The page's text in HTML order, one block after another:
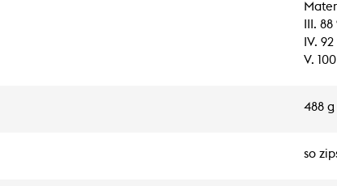
III.
IV.
V.
488 g
so